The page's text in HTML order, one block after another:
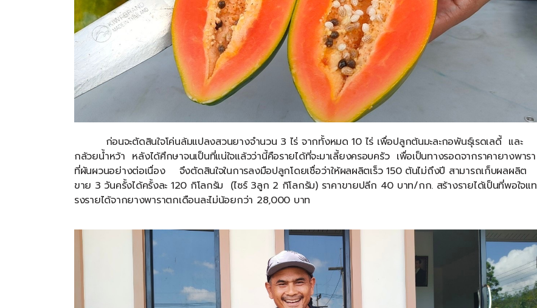
ก่อนจะตัดสินใจโค่นล้มแปลงสวนยางจำนวน 3 ไร่ จากทั้งหมด 10 ไร่ เพื่อปลูกต้นมะละกอพันธุ์เรดเลดี้ และ
กล้วยน้ำหว้า หลังได้ศึกษาจนเป็นที่แน่ใจแล้วว่านี้คือรายได้ที่จะมาเลี้ยงครอบครัว เพื่อเป็นทางรอดจากราคายางพารา
ที่ผันผวนอย่างต่อเนื่อง
จึงตัดสินใจในการลงมือปลูกโดยเชื่อว่าให้ผลผลิตเร็ว150 ต้นไม่ถึงปี สามารถเก็บผลผลิต
ขาย 3 วันครั้งได้ครั้งละ 120 กิโลกรัม (ไซร์3ลูก 2 กิโลกรัม) ราคาขายปลีก 40 บาท/กก. สร้างรายได้เป็นที่พอใจแท
รงรายได้จากยางพาราตกเดือนละไม่น้อยกว่า 28,000 บาท